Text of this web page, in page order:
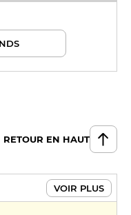
RETOUR EN HAUT
VOIR PLUS